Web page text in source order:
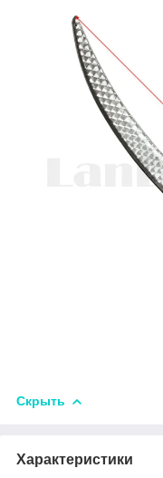
Скрыть
Характеристики